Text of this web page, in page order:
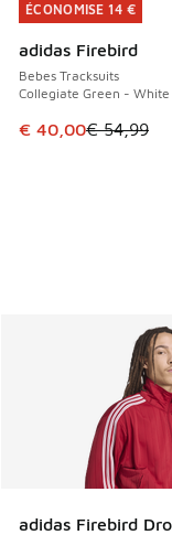
ÉCONOMISE 14 €
adidas Firebird
Bebes Tracksuits
Collegiate Green - White
Cet article est en
€ 40,00€ 54,99
ÉCONOMISE 14 €
adidas Firebird